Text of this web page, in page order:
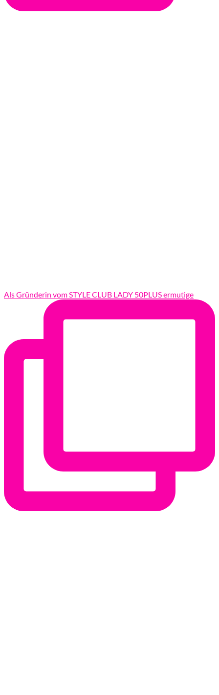
Als Gründerin vom STYLE CLUB LADY 50PLUS ermutige